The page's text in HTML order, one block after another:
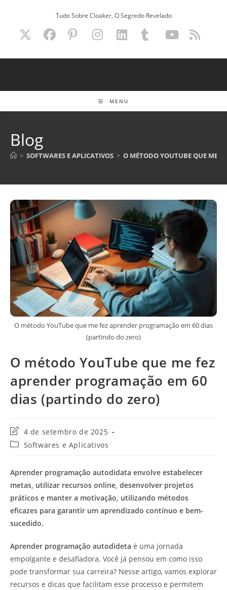
Tudo Sobre Cloaker, O Segredo Revelado
MENU
Blog
> SOFTWARES E APLICATIVOS > O MÉTODO YOUTUBE QUE ME
O método YouTube que me fez aprender programação em 60 dias
(partindo do zero)
O método YouTube que me fez
aprender programação em 60
dias (partindo do zero)
Última
modificação
4 de setembro de 2025
Categoria
Softwares e Aplicativos
Aprender programação autodidata envolve estabelecer
metas, utilizar recursos online, desenvolver projetos
práticos e manter a motivação, utilizando métodos
eficazes para garantir um aprendizado contínuo e bem-
sucedido.
Aprender programação autodideta é uma jornada
empolgante e desafiadora. Você já pensou em como isso
pode transformar sua carreira? Nesse artigo, vamos explorar
recursos e dicas que facilitam esse processo e permitem